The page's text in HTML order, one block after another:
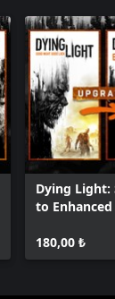
Dying Light:
to
180,00 ₺